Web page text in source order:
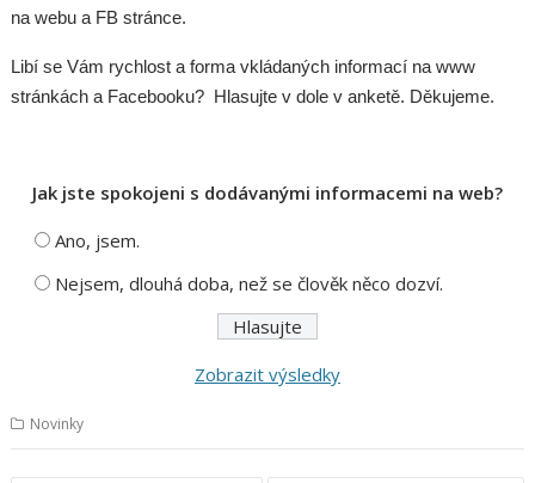
na webu a FB stránce.
Libí se Vám rychlost a forma vkládaných informací na www
stránkách a Facebooku? Hlasujte v dole v anketě. Děkujeme.
Jak jste spokojeni s dodávanými informacemi na web?
Ano, jsem.
Nejsem, dlouhá doba, než se člověk něco dozví.
Zobrazit výsledky
Novinky